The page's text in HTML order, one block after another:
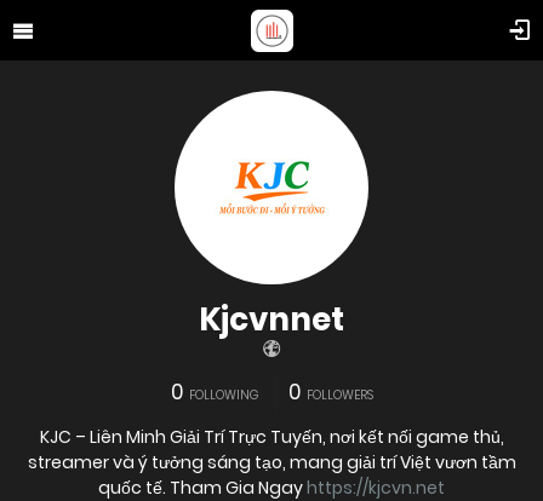
Kjcvnnet
0 FOLLOWING 0 FOLLOWERS
KJC – Liên Minh Giải Trí Trực Tuyến, nơi kết nối game thủ,
streamer và ý tưởng sáng tạo, mang giải trí Việt vươn tầm
quốc tế. Tham Gia Ngayhttps://kjcvn.net